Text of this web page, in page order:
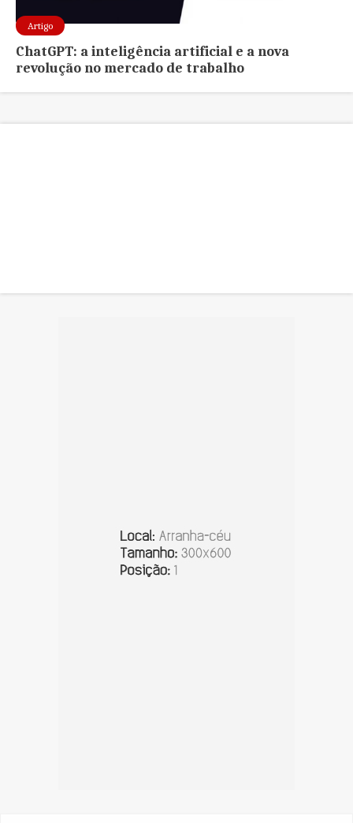
Artigo
ChatGPT: a inteligência artificial e a nova
revolução no mercado de trabalho